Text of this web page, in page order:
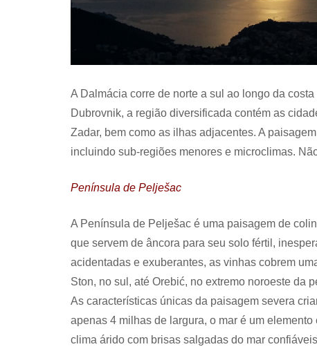
A Dalmácia corre de norte a sul ao longo da
Dubrovnik, a região diversificada contém as
Zadar, bem como as ilhas adjacentes. A
incluindo sub-regiões menores e microclimas.
Península de Pelješac
A Península de Pelješac é uma paisagem de
que servem de âncora para seu solo fértil,
acidentadas e exuberantes, as vinhas cobrem
Ston, no sul, até Orebić, no extremo noroeste da
As características únicas da paisagem severa
apenas 4 milhas de largura, o mar é um
clima árido com brisas salgadas do mar